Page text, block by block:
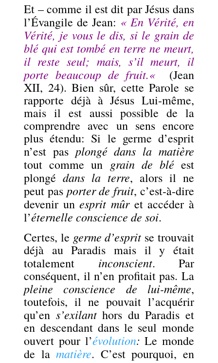
Et – comme il est dit par Jésus dans
l’Évangile de Jean: « En Vérité, en
Vérité, je vous le dis, si le grain de
blé qui est tombé en terre ne meurt,
il reste seul; mais, s’il meurt, il
porte beaucoup de fruit.«
(Jean
XII, 24). Bien sûr, cette Parole se
rapporte déjà à Jésus Lui-même,
mais il est aussi possible de la
comprendre avec un sens encore
plus étendu: Si le germe d’esprit
n’est pas plongé dans la matière
tout comme un grain de bléest
plongédans la terre, alors il ne
peut pas porter de fruit, c’est-à-dire
devenir unesprit mûret accéder à
l’éternelle conscience de soi.
Certes, le germe d’esprit se trouvait
déjà au Paradis mais il y était
totalement inconscient. Par
conséquent, il n’en profitait pas. La
pleine conscience de lui-même,
toutefois, il ne pouvait l’acquérir
qu’en s’exilanthors du Paradis et
en descendant dans le seul monde
ouvert pour l’évolution: Le monde
de lamatière. C’est pourquoi, en